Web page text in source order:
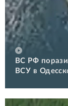
ВС РФ
ВСУ в